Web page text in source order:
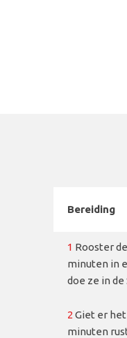
Bereiding
1 Rooster
minuten in
doe ze in de
2Giet er
minuten